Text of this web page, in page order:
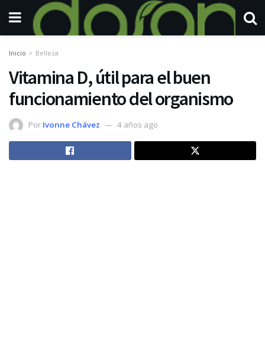
Inicio Belleza
Vitamina D, útil para el buen
funcionamiento del organismo
Por Ivonne Chávez 4 años ago